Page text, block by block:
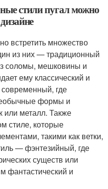
стили пугал можно
встретить множество
из них — традиционный
соломы, мешковины и
ему классический и
где
формы и
или металл. Также
стиле, которые
такими как ветки,
— фэнтезийный, где
существ или
фантастический и